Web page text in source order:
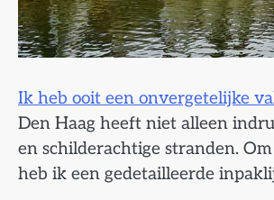
Ik heb ooit een onvergetelijke
Den Haag heeft niet alleen
en schilderachtige stranden.
heb ik een gedetailleerde